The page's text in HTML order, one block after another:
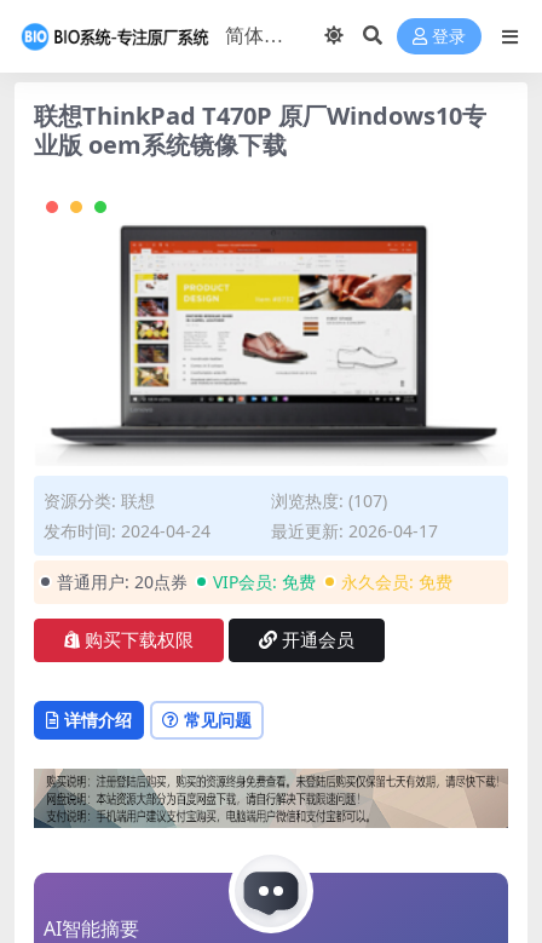
登录
联想ThinkPad T470P 原厂Windows10专
业版 oem系统镜像下载
资源分类: 联想
浏览热度: (107)
发布时间: 2024-04-24
最近更新: 2026-04-17
普通用户: 20点券 VIP会员: 免费 永久会员: 免费
购买下载权限 开通会员
详情介绍 常见问题
AI智能摘要